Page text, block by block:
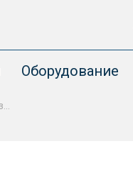
Оборудование